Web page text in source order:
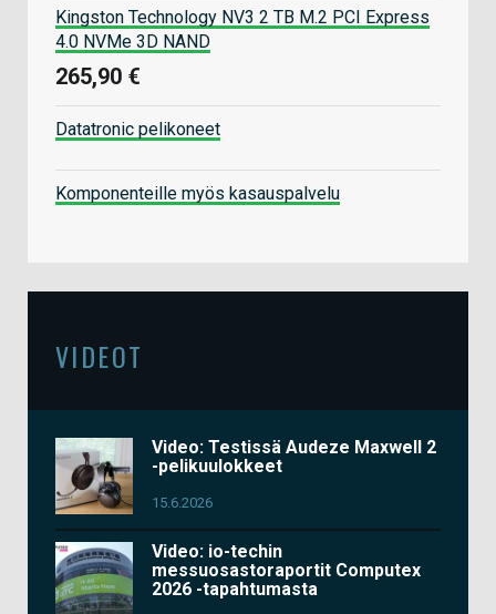
Kingston Technology NV3 2 TB M.2 PCI Express
4.0 NVMe 3D NAND
265,90 €
Datatronic pelikoneet
Komponenteille myös kasauspalvelu
VIDEOT
Video: Testissä Audeze Maxwell 2
-pelikuulokkeet
15.6.2026
Video: io-techin
messuosastoraportit Computex
2026 -tapahtumasta